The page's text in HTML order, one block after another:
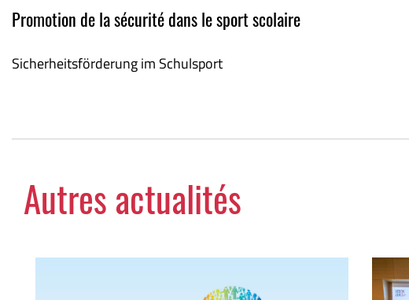
Promotion de la sécurité dans le sport scolaire
Sicherheitsförderung im Schulsport
Autres actualités